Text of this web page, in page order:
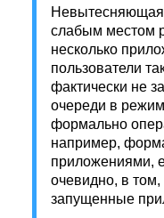
Невытесняющая
слабым местом
несколько
пользователи
фактически не
очереди в
формально
например,
приложениями,
очевидно, в том,
запущенные